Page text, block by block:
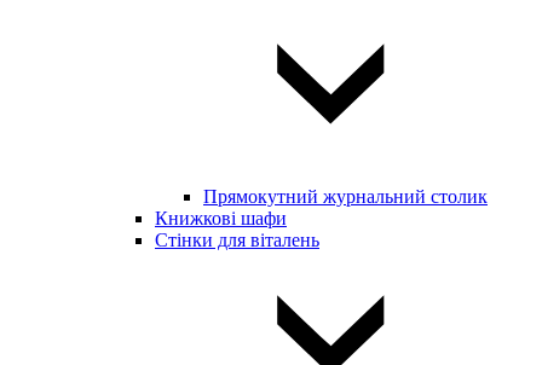
Прямокутний журнальний столик
Книжкові шафи
Стінки для віталень